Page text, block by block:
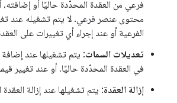
فرعي من العقدة المحدّدة حاليًا أو إضافته،
محتوى عنصر فرعي. لا يتم تشغيله عند
الفرعية أو عند إجراء أي تغييرات على
تعديلات السمات: يتم تشغيلها عند إضافة
في العقدة المحدّدة حاليًا، أو عند تغيير
إزالة العقدة: يتم تشغيلها عند إزالة العقدة